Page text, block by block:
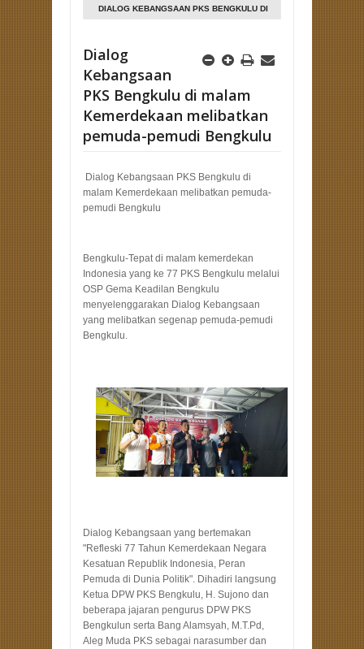
DIALOG KEBANGSAAN PKS BENGKULU DI
PEMUDA-PEMUDI BENGKULU
Dialog
Kebangsaan
PKS Bengkulu di malam
Kemerdekaan melibatkan
pemuda-pemudi Bengkulu
Dialog Kebangsaan PKS Bengkulu di
malam Kemerdekaan melibatkan pemuda-
pemudi Bengkulu
Bengkulu-Tepat di malam kemerdekan
Indonesia yang ke 77 PKS Bengkulu melalui
OSP Gema Keadilan Bengkulu
menyelenggarakan Dialog Kebangsaan
yang melibatkan segenap pemuda-pemudi
Bengkulu.
Dialog Kebangsaan yang bertemakan
"Refleski 77 Tahun Kemerdekaan Negara
Kesatuan Republik Indonesia, Peran
Pemuda di Dunia Politik". Dihadiri langsung
Ketua DPW PKS Bengkulu, H. Sujono dan
beberapa jajaran pengurus DPW PKS
Bengkulun serta Bang Alamsyah, M.T.Pd,
Aleg Muda PKS sebagai narasumber dan